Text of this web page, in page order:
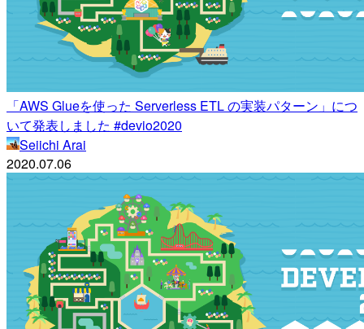
「AWS Glueを使った Serverless ETL の実装パターン」につ
いて発表しました #devio2020
Seiichi Arai
2020.07.06